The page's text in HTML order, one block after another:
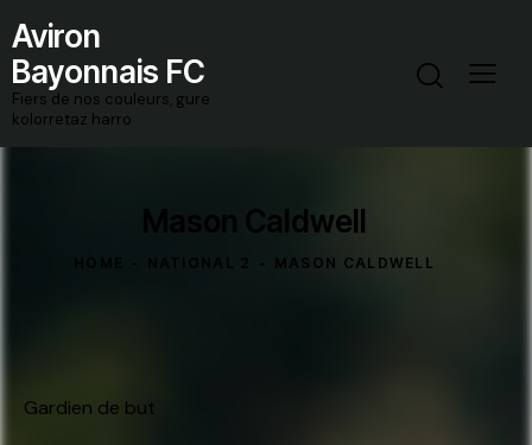
Aviron
Bayonnais FC
Fiers de nos couleurs, gure
kolorretaz harro
Mason Caldwell
MASON CALDWELL
Gardien de but